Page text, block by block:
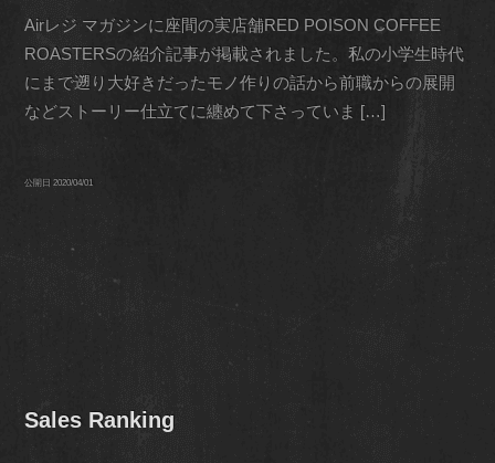
Airレジ マガジンに座間の実店舗RED POISON COFFEE
ROASTERSの紹介記事が掲載されました。私の小学生時代
にまで遡り大好きだったモノ作りの話から前職からの展開
などストーリー仕立てに纏めて下さっていま […]
公開日2020/04/01
Sales Ranking